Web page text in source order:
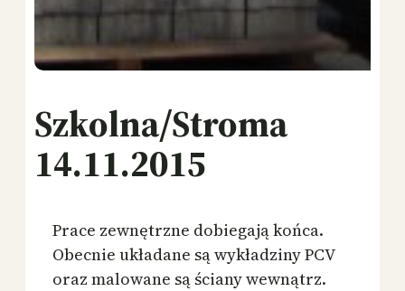
Szkolna/Stroma
14.11.2015
Prace zewnętrzne dobiegają końca.
Obecnie układane są wykładziny PCV
oraz malowane są ściany wewnątrz.